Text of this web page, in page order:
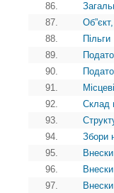
86.
87.
88.
Пільги
89.
90.
91.
92.
Склад
93.
94.
Збори
95.
96.
97.